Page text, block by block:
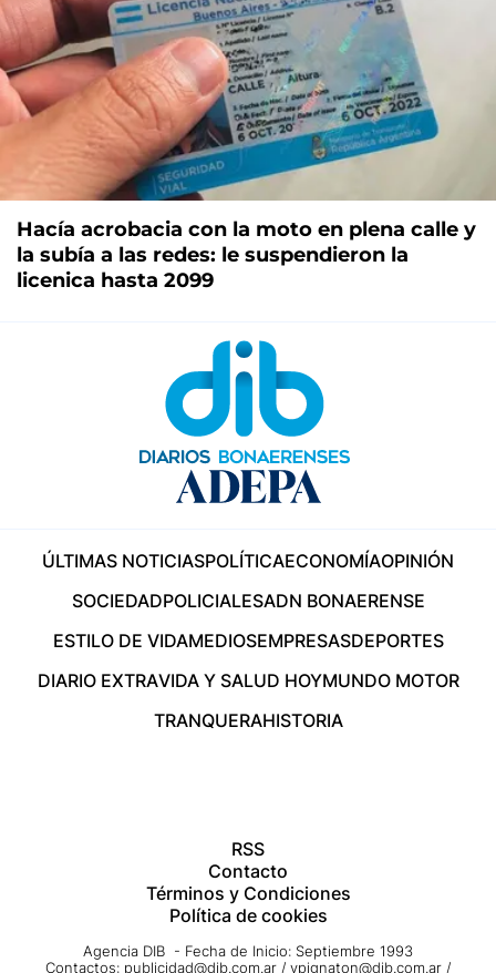
Hacía acrobacia con la moto en plena calle y
la subía a las redes: le suspendieron la
licenica hasta 2099
ÚLTIMAS NOTICIASPOLÍTICAECONOMÍAOPINIÓN
SOCIEDADPOLICIALESADN BONAERENSE
ESTILO DE VIDAMEDIOSEMPRESASDEPORTES
DIARIO EXTRAVIDA Y SALUD HOYMUNDO MOTOR
TRANQUERAHISTORIA
RSS
Contacto
Términos y Condiciones
Política de cookies
Agencia DIB - Fecha de Inicio: Septiembre 1993
Contactos: publicidad@dib.com.ar / vpignaton@dib.com.ar /